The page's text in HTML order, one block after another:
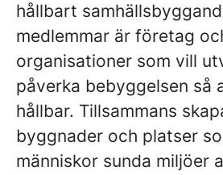
hållbart
medlemmar är företag
organisationer som vill
påverka bebyggelsen så
hållbar. Tillsammans
byggnader och platser
människor sunda miljöer